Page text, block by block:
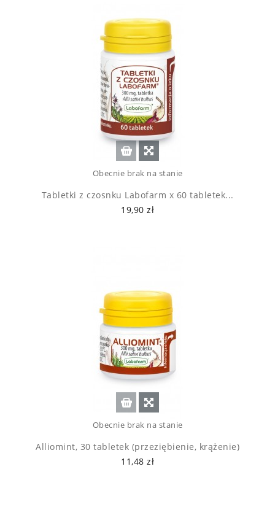
Obecnie brak na stanie
Tabletki z czosnku Labofarm x 60 tabletek...
19,90 zł
Obecnie brak na stanie
Alliomint, 30 tabletek (przeziębienie, krążenie)
11,48 zł